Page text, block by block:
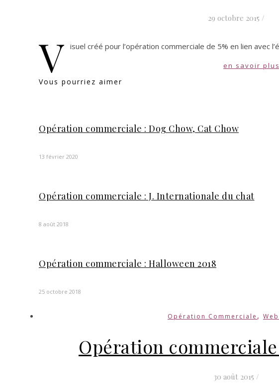
29 octobre 2015 /
V isuel créé pour l’opération commerciale de 5% en lien avec
en savoir plus
Vous pourriez aimer
Opération commerciale : Dog Chow, Cat Chow
13 février 2020
Opération commerciale : J. Internationale du chat
8 août 2018
Opération commerciale : Halloween 2018
25 octobre 2018
Opération Commerciale ,
Opération
30 août 2015 /